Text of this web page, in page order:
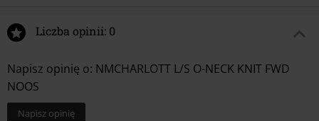
Liczba opinii: 0
Napisz opinię o: NMCHARLOTT L/S O-NECK KNIT FWD
NOOS
Napisz opinię